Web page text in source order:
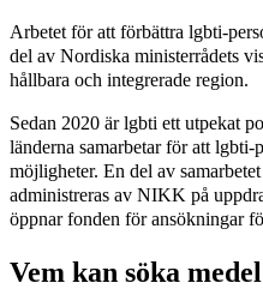
Arbetet för att förbättra lgbti-
del av Nordiska ministerrådets
hållbara och integrerade region.
Sedan 2020 är lgbti ett utpekat
länderna samarbetar för att
möjligheter. En del av
administreras av NIKK på
öppnar fonden för ansökningar
Vem kan söka